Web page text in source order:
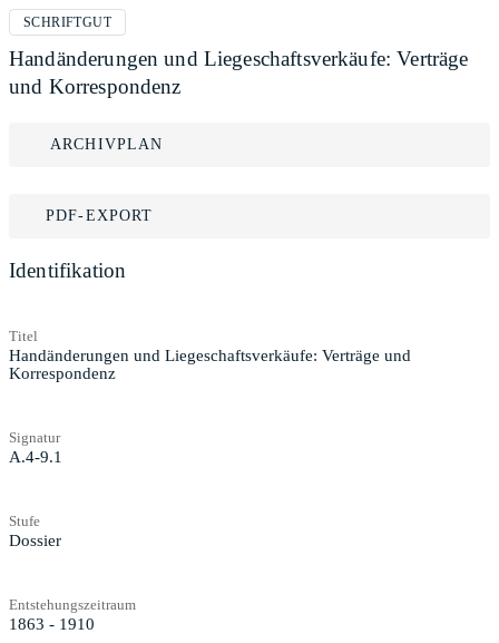
SCHRIFTGUT
Handänderungen und Liegeschaftsverkäufe: Verträge
und Korrespondenz
ARCHIVPLAN
PDF-EXPORT
Identifikation
Titel
Handänderungen und Liegeschaftsverkäufe: Verträge und
Korrespondenz
Signatur
A.4-9.1
Stufe
Dossier
Entstehungszeitraum
1863 - 1910